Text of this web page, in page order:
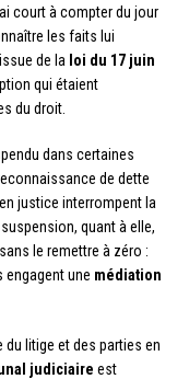
court à compter du jour
les faits lui
de la loi du 17 juin
qui étaient
du droit.
dans certaines
de dette
justice interrompent la
quant à elle,
le remettre à zéro :
engagent une médiation
litige et des parties en
judiciaire est